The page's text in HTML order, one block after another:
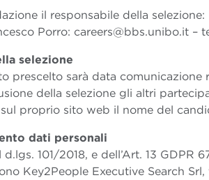
il responsabile della selezione:
Porro: careers@bbs.unibo.it –
selezione
prescelto sarà data comunicazione
della selezione gli altri
proprio sito web il nome del
dati personali
d.lgs. 101/2018, e dell’Art. 13
Key2People Executive Search